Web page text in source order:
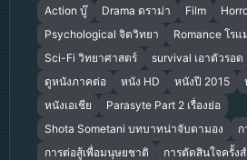
Action บู๊ Drama ดราม่า Film
Psychological จิตวิทยา
Romance โร
Sci-Fi วิทยาศาสตร์
survival เอาตัวรอด
ดูหนังภาคต่อ
หนัง HD หนังปี 2015
หนังเอเชีย
Parasyte Part 2 เรื่องย่อ
Shota Sometani บทบาทน่าจับตามอง
การต่อสู้เพื่อมนุษยชาติ
การตัดสินใจครั้ง